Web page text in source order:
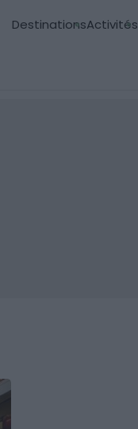
DestinationsActivités